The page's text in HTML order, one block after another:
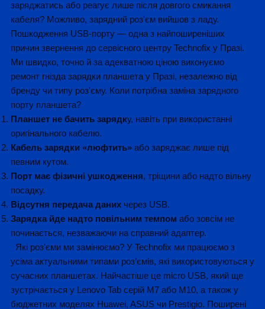
заряджатись або реагує лише після довгого смикання
кабеля? Можливо, зарядний роз'єм вийшов з ладу.
Пошкодження USB-порту — одна з найпоширеніших
причин звернення до сервісного центру Technofix у Празі.
Ми швидко, точно й за адекватною ціною виконуємо
ремонт гнізда зарядки планшета у Празі, незалежно від
бренду чи типу роз'єму. Коли потрібна заміна зарядного
порту планшета?
Планшет не бачить зарядку, навіть при використанні
оригінального кабелю.
Кабель зарядки «люфтить» або заряджає лише під
певним кутом.
Порт має фізичні ушкодження, тріщини або надто вільну
посадку.
Відсутня передача даних через USB.
Зарядка йде надто повільним темпом або зовсім не
починається, незважаючи на справний адаптер.
Які роз'єми ми замінюємо? У Technofix ми працюємо з
усіма актуальними типами роз’ємів, які використовуються у
сучасних планшетах. Найчастіше це micro USB, який ще
зустрічається у Lenovo Tab серій M7 або M10, а також у
бюджетних моделях Huawei, ASUS чи Prestigio. Поширені